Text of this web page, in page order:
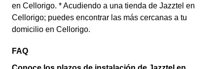
en Cellorigo. * Acudiendo a una tienda de Jazztel en
Cellorigo; puedes encontrar las más cercanas a tu
domicilio en Cellorigo.
FAQ